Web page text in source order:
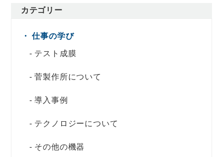
カテゴリー
仕事の学び
テスト成膜
菅製作所について
導入事例
テクノロジーについて
その他の機器